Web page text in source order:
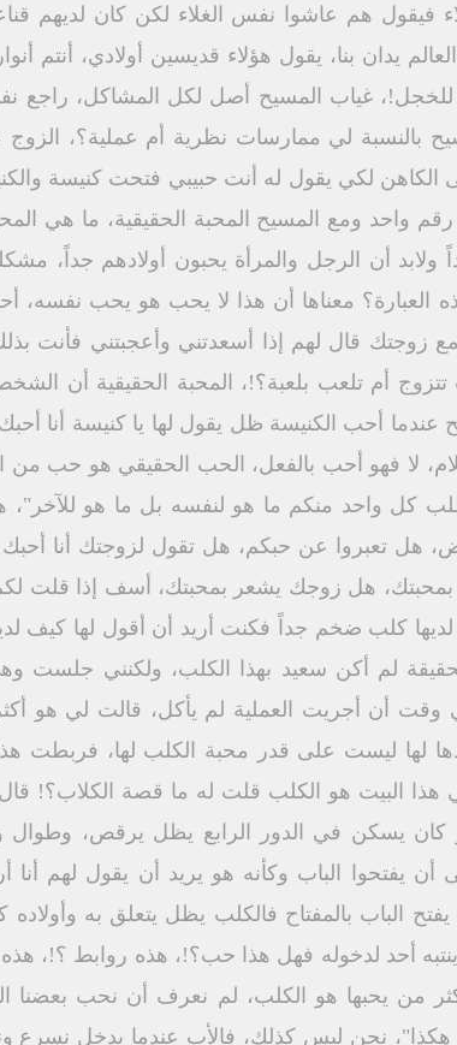
فيقول هم عاشوا نفس الغلاء لكن كان لديهم
يدان بنا، يقول هؤلاء قديسين أولادي، أنتم أنوار
يا للخجل!، غياب المسيح أصل لكل المشاكل،
بالنسبة لي ممارسات نظرية أم عملية؟، الزوج
الكاهن لكي يقول له أنت حبيبي فتحت كنيسة
واحد ومع المسيح المحبة الحقيقية، ما هي
ولابد أن الرجل والمرأة يحبون أولادهم جداً،
العبارة؟ معناها أن هذا لا يحب هو يحب نفسه،
زوجتك قال لهم إذا أسعدتني وأعجبتني فأنت
أم تلعب بلعبة؟!، المحبة الحقيقية أن
أحب الكنيسة ظل يقول لها يا كنيسة أنا
لا فهو أحب بالفعل، الحب الحقيقي هو حب من
كل واحد منكم ما هو لنفسه بل ما هو
تعبروا عن حبكم، هل تقول لزوجتك أنا أحبك
هل زوجك يشعر بمحبتك، أسف إذا قلت
كلب ضخم جداً فكنت أريد أن أقول لها كيف
لم أكن سعيد بهذا الكلب، ولكنني
أن أجريت العملية لم يأكل، قالت لي هو
لها ليست على قدر محبة الكلب لها،
هذا البيت هو الكلب قلت له ما قصة الكلاب؟!
كان يسكن في الدور الرابع يظل يرقص، وطوال
يفتحوا الباب وكأنه هو يريد أن يقول لهم أنا
يفتح الباب بالمفتاح فالكلب يظل يتعلق به
أحد لدخوله فهل هذا حب؟!، هذه روابط ؟!،
من يحبها هو الكلب، لم نعرف أن نحب بعضنا
هكذا"، نحن ليس كذلك، فالأب عندما يدخل نسرع